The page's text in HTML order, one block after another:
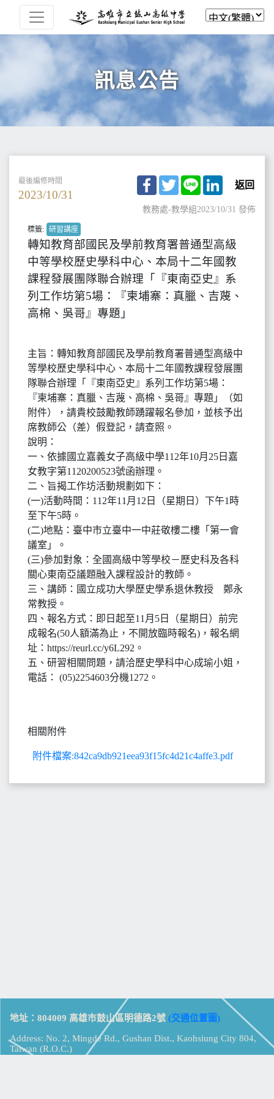
訊息公告
最後編修時間
2023/10/31
Facebook
TwitterLine LinkedIn
返回
教務處-教學組2023/10/31 發佈
標籤: 研習講座
轉知教育部國民及學前教育署普通型高級
中等學校歷史學科中心、本局十二年國教
課程發展團隊聯合辦理「『東南亞史』系
列工作坊第5場：『柬埔寨：真臘、吉蔑、
高棉、吳哥』專題」
主旨：轉知教育部國民及學前教育署普通型高級中
等學校歷史學科中心、本局十二年國教課程發展團
隊聯合辦理「『東南亞史』系列工作坊第5場：
『柬埔寨：真臘、吉蔑、高棉、吳哥』專題」（如
附件），請貴校鼓勵教師踴躍報名參加，並核予出
席教師公（差）假登記，請查照。
說明：
一、依據國立嘉義女子高級中學112年10月25日嘉
女教字第1120200523號函辦理。
二、旨揭工作坊活動規劃如下：
(一)活動時間：112年11月12日（星期日）下午1時
至下午5時。
(二)地點：臺中市立臺中一中莊敬樓二樓「第一會
議室」。
(三)參加對象：全國高級中等學校－歷史科及各科
關心東南亞議題融入課程設計的教師。
三、講師：國立成功大學歷史學系退休教授 鄭永
常教授。
四、報名方式：即日起至11月5日（星期日）前完
成報名(50人額滿為止，不開放臨時報名)，報名網
址：https://reurl.cc/y6L292。
五、研習相關問題，請洽歷史學科中心成瑜小姐，
電話： (05)2254603分機1272。
相關附件
附件檔案:842ca9db921eea93f15fc4d21c4affe3.pdf
地址：804009 高雄市鼓山區明德路2號 (交通位置圖)
Address: No. 2, Mingde Rd., Gushan Dist., Kaohsiung City 804,
Taiwan (R.O.C.)